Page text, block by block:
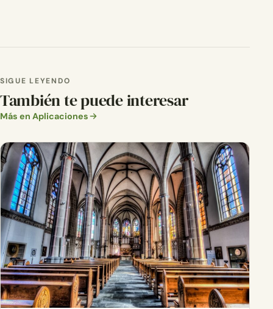
SIGUE LEYENDO
También te puede interesar
Más en Aplicaciones